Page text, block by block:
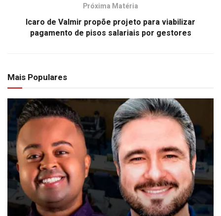
Próxima Matéria
Icaro de Valmir propõe projeto para viabilizar
pagamento de pisos salariais por gestores
Mais Populares